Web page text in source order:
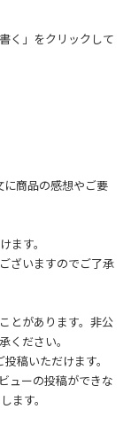
く」をクリックして
に商品の感想やご要
ます。
ざいますのでご了承
とがあります。非公
ください。
投稿いただけます。
ューの投稿ができな
ます。